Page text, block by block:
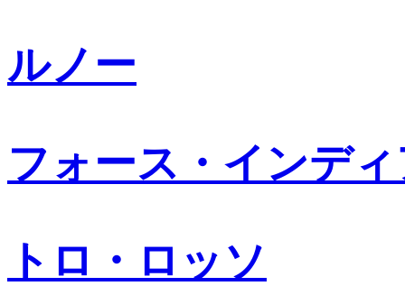
ルノー
フォース・インデ
トロ・ロッソ